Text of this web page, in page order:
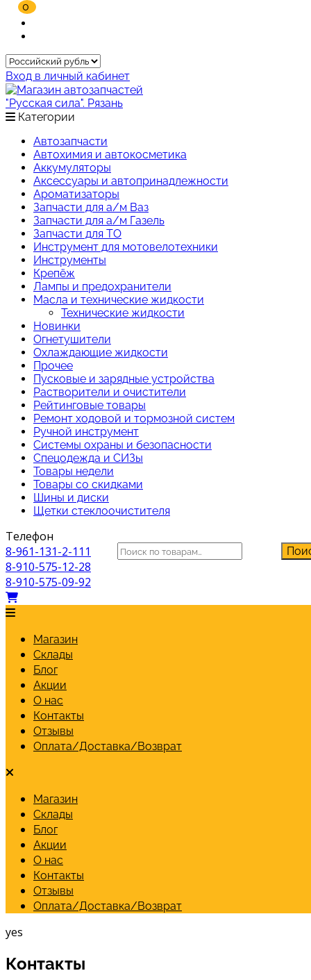
Вход в личный кабинет
Категории
Автозапчасти
Автохимия и автокосметика
Аккумуляторы
Аксессуары и автопринадлежности
Ароматизаторы
Запчасти для а/м Ваз
Запчасти для а/м Газель
Запчасти для ТО
Инструмент для мотовелотехники
Инструменты
Крепёж
Лампы и предохранители
Масла и технические жидкости
Технические жидкости
Новинки
Огнетушители
Охлаждающие жидкости
Прочее
Пусковые и зарядные устройства
Растворители и очистители
Рейтинговые товары
Ремонт ходовой и тормозной систем
Ручной инструмент
Системы охраны и безопасности
Спецодежда и СИЗы
Товары недели
Товары со скидками
Шины и диски
Щетки стеклоочистителя
Искать:
Телефон
8-961-131-2-111
8-910-575-12-28
8-910-575-09-92
0
Магазин
Склады
Блог
Акции
О нас
Контакты
Отзывы
Оплата/Доставка/Возврат
Магазин
Склады
Блог
Акции
О нас
Контакты
Отзывы
Оплата/Доставка/Возврат
yes
Контакты